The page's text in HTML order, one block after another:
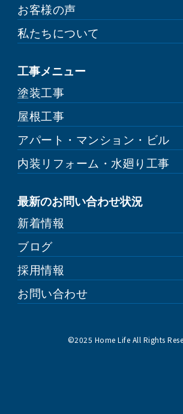
お客様の声
私たちについて
工事メニュー
塗装工事
屋根工事
アパート・マンション・ビル
内装リフォーム・水廻り工事
最新のお問い合わせ状況
新着情報
ブログ
採用情報
お問い合わせ
©︎2025 Home Life All Rights